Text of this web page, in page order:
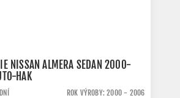
NISSAN ALMERA SEDAN 2000-
HAK
ROK VÝROBY: 2000 - 2006